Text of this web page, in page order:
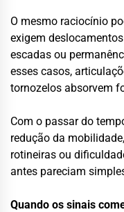
O mesmo raciocínio
exigem
escadas ou
esses casos,
tornozelos absorvem
Com o passar do
redução da
rotineiras ou
antes pareciam
Quando os sinais